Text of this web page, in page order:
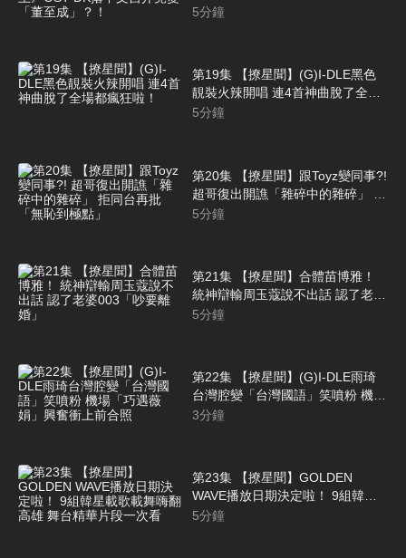
DK撂中文自介竟變「董至成」？！
5分鐘
第19集 【撩星聞】(G)I-DLE黑色
靚裝火辣開唱 連4首神曲脫了全場
都瘋狂啦！
5分鐘
第20集 【撩星聞】跟Toyz變同事?!
超哥復出開譙「雜碎中的雜碎」 拒
同台再批「無恥到極點」
5分鐘
第21集 【撩星聞】合體苗博雅！
統神辯輸周玉蔻說不出話 認了老婆
003「吵要離婚」
5分鐘
第22集 【撩星聞】(G)I-DLE雨琦
台灣腔變「台灣國語」笑噴粉 機場
「巧遇薇娟」興奮衝上前合照
3分鐘
第23集 【撩星聞】GOLDEN
WAVE播放日期決定啦！ 9組韓星
載歌載舞嗨翻高雄 舞台精華片段一
5分鐘